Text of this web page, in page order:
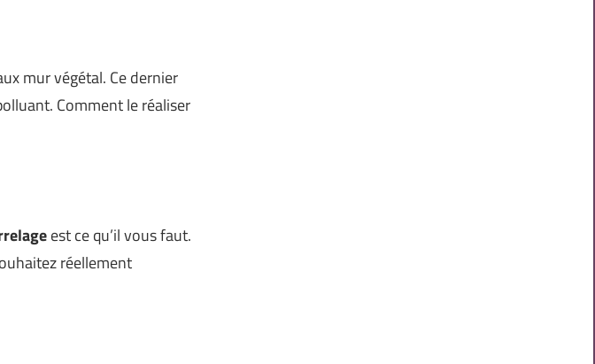
mur végétal. Ce dernier
Comment le réaliser
est ce qu’il vous faut.
réellement